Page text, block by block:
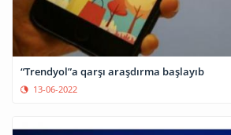
“Trendyol”a qarşı araşdırma başlayıb
13-06-2022